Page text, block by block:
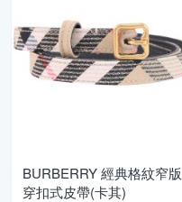
BURBERRY 經典格紋窄版
穿扣式皮帶(卡其)